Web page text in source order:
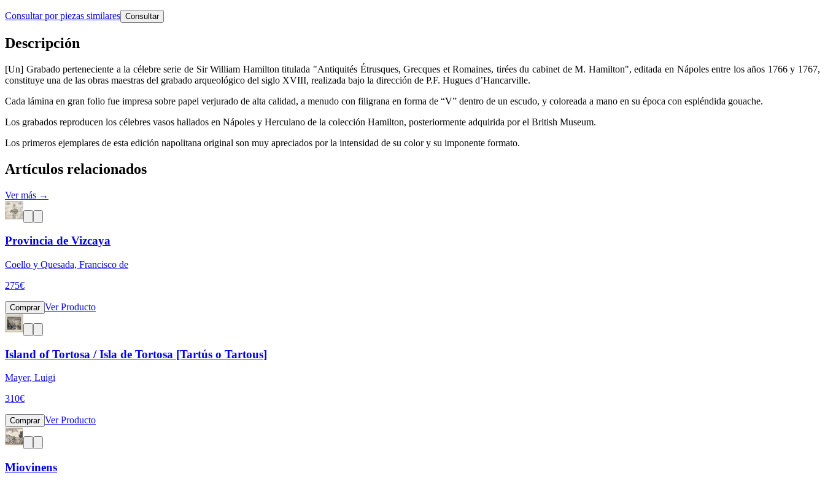
Consultar por piezas similares Consultar
Descripción
[Un] Grabado perteneciente a la célebre serie de Sir William Hamilton titulada "Antiquités Étrusques, Grecques et Romaines, tirées du cabinet de M. Hamilton", editada en Nápoles entre los años 1766 y 1767,
constituye una de las obras maestras del grabado arqueológico del siglo XVIII, realizada bajo la dirección de P.F. Hugues d’Hancarville.
Cada lámina en gran folio fue impresa sobre papel verjurado de alta calidad, a menudo con filigrana en forma de “V” dentro de un escudo, y coloreada a mano en su época con espléndida gouache.
Los grabados reproducen los célebres vasos hallados en Nápoles y Herculano de la colección Hamilton, posteriormente adquirida por el British Museum.
Los primeros ejemplares de esta edición napolitana original son muy apreciados por la intensidad de su color y su imponente formato.
Artículos relacionados
Ver más →
Provincia de Vizcaya
Coello y Quesada, Francisco de
275€
Comprar Ver Producto
Island of Tortosa / Isla de Tortosa [Tartús o Tartous]
Mayer, Luigi
310€
Comprar Ver Producto
Miovinens